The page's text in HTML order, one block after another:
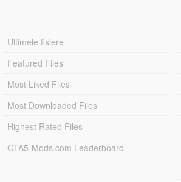
Ultimele fisiere
Featured Files
Most Liked Files
Most Downloaded Files
Highest Rated Files
GTA5-Mods.com Leaderboard